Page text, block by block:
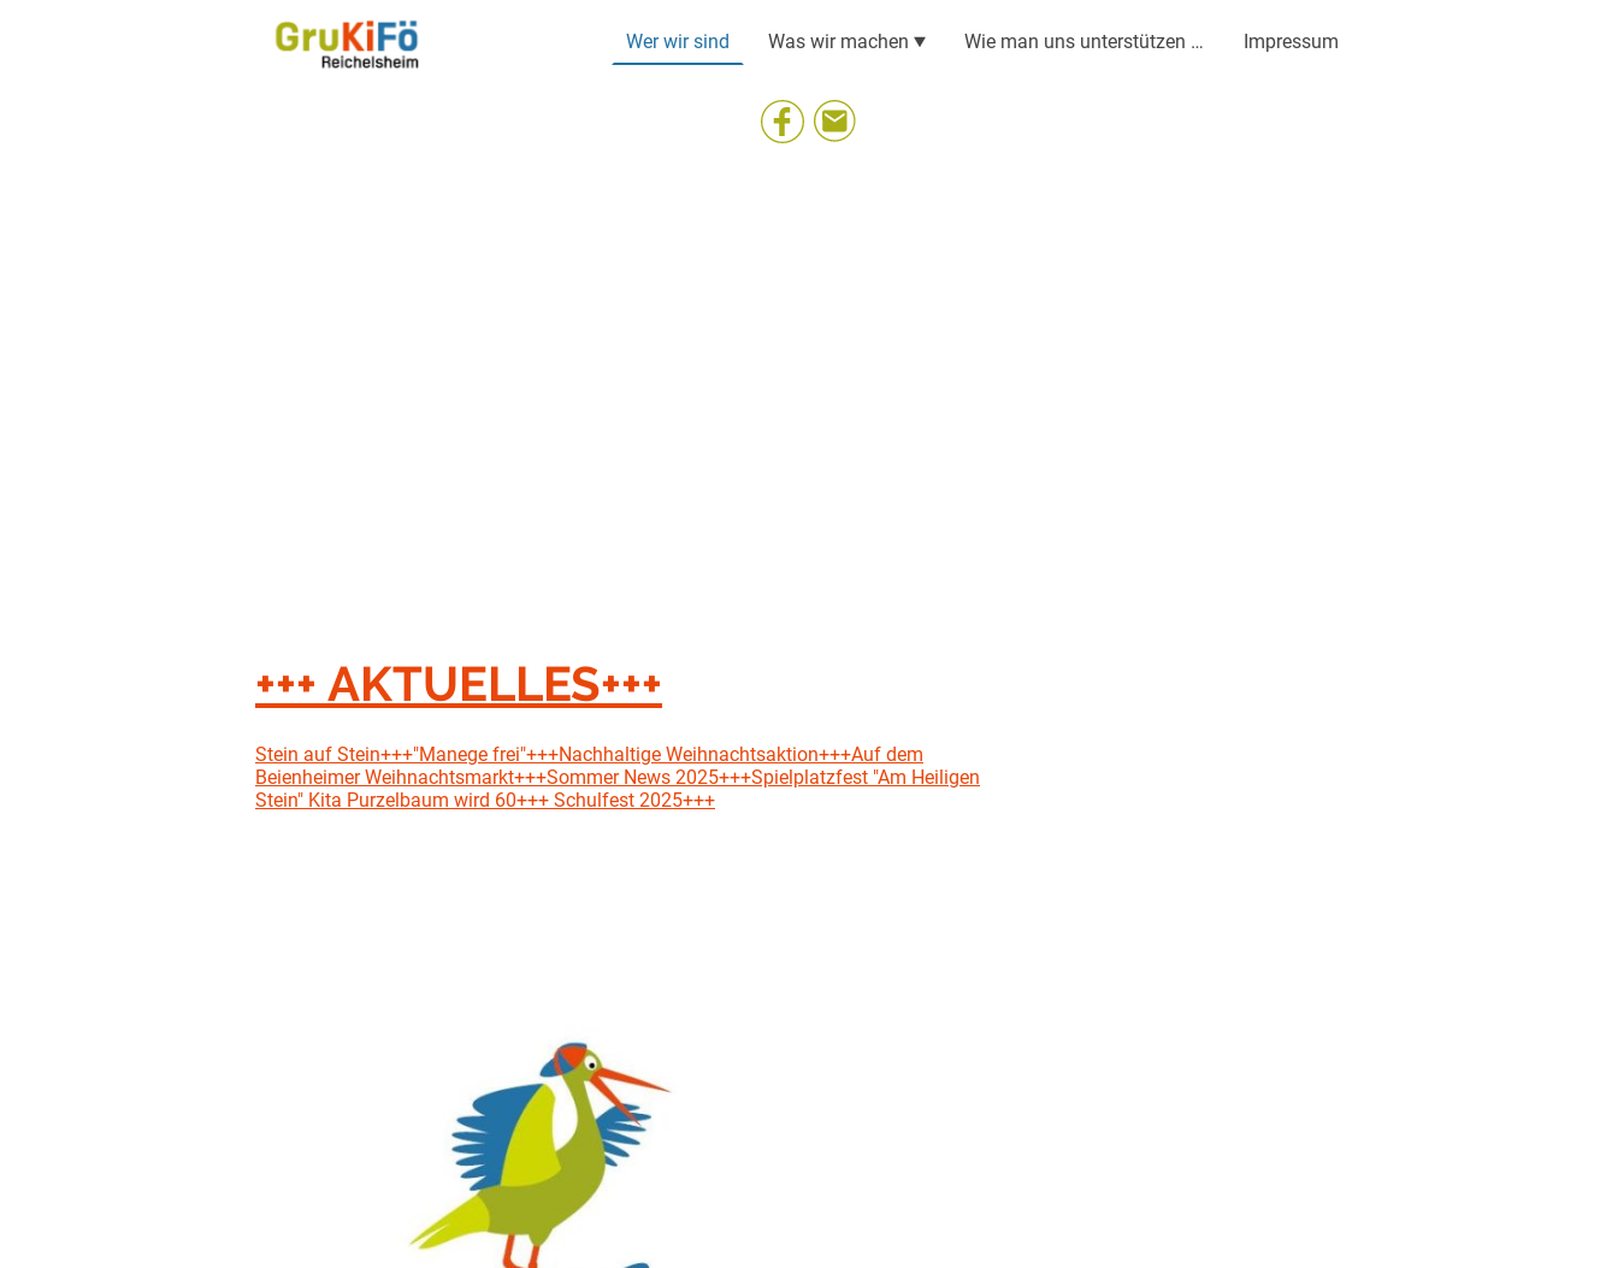
Wer wir sind Was wir machen Wie man uns unterstützen kann Impressum
+++ AKTUELLES+++
Stein auf Stein+++"Manege frei"+++Nachhaltige Weihnachtsaktion+++Auf dem
Beienheimer Weihnachtsmarkt+++Sommer News 2025+++Spielplatzfest "Am Heiligen
Stein" Kita Purzelbaum wird 60+++ Schulfest 2025+++